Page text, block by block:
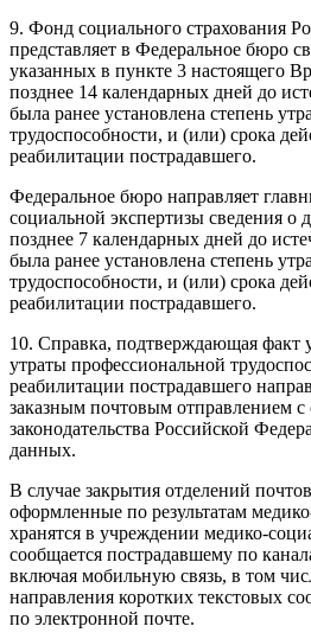
9. Фонд социального страхования
представляет в Федеральное бюро
указанных в пункте 3 настоящего
позднее 14 календарных дней до
была ранее установлена степень
трудоспособности, и (или) срока
реабилитации пострадавшего.
Федеральное бюро направляет
социальной экспертизы сведения о
позднее 7 календарных дней до
была ранее установлена степень
трудоспособности, и (или) срока
реабилитации пострадавшего.
10. Справка, подтверждающая факт
утраты профессиональной
реабилитации пострадавшего
заказным почтовым отправлением
законодательства Российской
данных.
В случае закрытия отделений
оформленные по результатам
хранятся в учреждении медико-
сообщается пострадавшему по
включая мобильную связь, в том
направления коротких текстовых
по электронной почте.